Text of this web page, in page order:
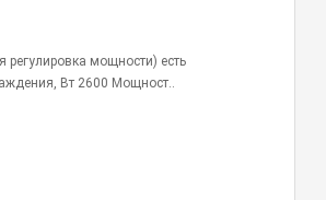
мощности) есть
Вт 2600 Мощност..